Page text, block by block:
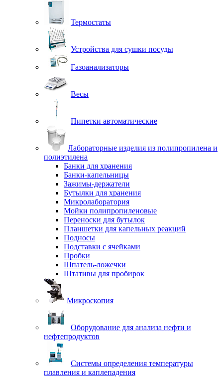
Термостаты
Устройства для сушки посуды
Газоанализаторы
Весы
Пипетки автоматические
Лабораторные изделия из полипропилена и
полиэтилена
Банки для хранения
Банки-капельницы
Зажимы-держатели
Бутылки для хранения
Микролаборатория
Мойки полипропиленовые
Переноски для бутылок
Планшетки для капельных реакций
Подносы
Подставки с ячейками
Пробки
Шпатель-ложечки
Штативы для пробирок
Микроскопия
Оборудование для анализа нефти и
нефтепродуктов
Системы определения температуры
плавления и каплепадения